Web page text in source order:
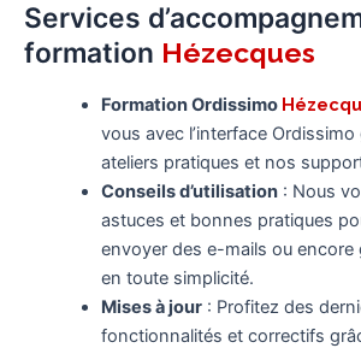
Services
formation Hézecques
Formation Ordissimo
vous avec l’interface
ateliers pratiques et nos
Conseils d’utilisation: Nous
astuces et bonnes pratiques
envoyer des e-mails ou
en toute simplicité.
Mises à jour: Profitez des
fonctionnalités et correctifs